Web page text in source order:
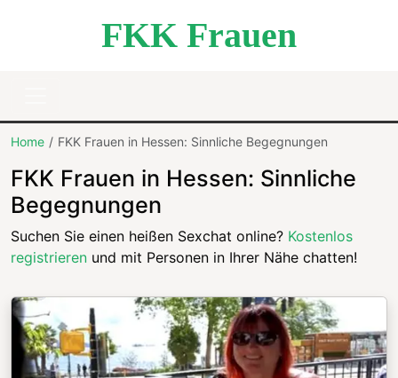
FKK Frauen
Home FKK Frauen in Hessen: Sinnliche Begegnungen
FKK Frauen in Hessen: Sinnliche
Begegnungen
Suchen Sie einen heißen Sexchat online? Kostenlos
registrieren und mit Personen in Ihrer Nähe chatten!